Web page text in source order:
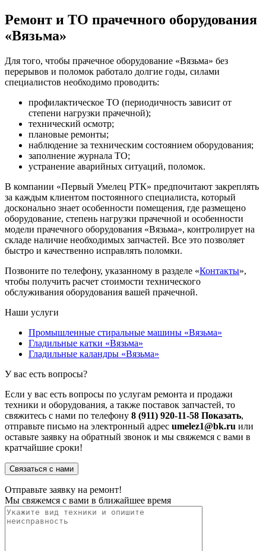
Ремонт и ТО прачечного оборудования
«Вязьма»
Для того, чтобы прачечное оборудование «Вязьма» без
перерывов и поломок работало долгие годы, силами
специалистов необходимо проводить:
профилактическое ТО (периодичность зависит от
степени нагрузки прачечной);
технический осмотр;
плановые ремонты;
наблюдение за техническим состоянием оборудования;
заполнение журнала ТО;
устранение аварийных ситуаций, поломок.
В компании «Первый Умелец РТК» предпочитают закреплять
за каждым клиентом постоянного специалиста, который
досконально знает особенности помещения, где размещено
оборудование, степень нагрузки прачечной и особенности
модели прачечного оборудования «Вязьма», контролирует на
складе наличие необходимых запчастей. Все это позволяет
быстро и качественно исправлять поломки.
Позвоните по телефону, указанному в разделе «Контакты»,
чтобы получить расчет стоимости технического
обслуживания оборудования вашей прачечной.
Наши услуги
Промышленные стиральные машины «Вязьма»
Гладильные катки «Вязьма»
Гладильные каландры «Вязьма»
У вас есть вопросы?
Если у вас есть вопросы по услугам ремонта и продажи
техники и оборудования, а также поставок запчастей, то
свяжитесь с нами по телефону 8 (911) 920-11-58 Показать,
отправьте письмо на электронный адрес umelez1@bk.ru или
оставьте заявку на обратный звонок и мы свяжемся с вами в
кратчайшие сроки!
Связаться с нами
Отправьте заявку на ремонт!
Мы свяжемся с вами в ближайшее время